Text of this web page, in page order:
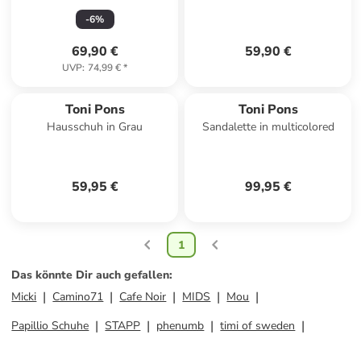
-6%
69,90 €
UVP: 74,99 €*
59,90 €
Toni Pons
Hausschuh in Grau
59,95 €
Toni Pons
Sandalette in multicolored
99,95 €
1
Das könnte Dir auch gefallen:
Micki
Camino71 Cafe Noir MIDS
Mou
Papillio Schuhe
STAPP phenumb
timi of sweden